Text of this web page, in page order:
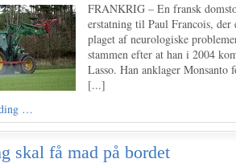
FRANKRIG – En fransk
erstatning til Paul Francois, der
plaget af neurologiske
stammen efter at han i 2004
Lasso. Han anklager
[...]
…
skal få mad på bordet